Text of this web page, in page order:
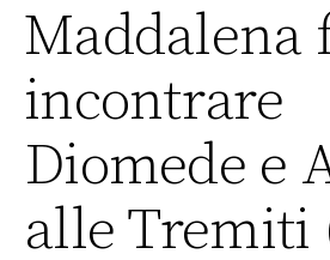
Maddalena
incontrare
Diomede e
alle Tremiti